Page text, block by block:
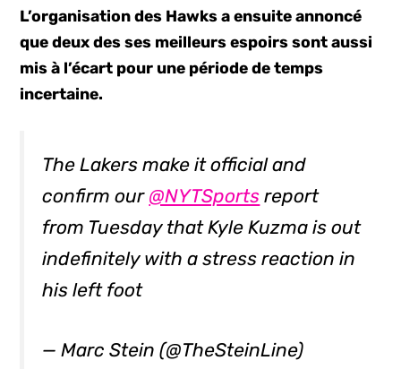
L’organisation des Hawks a ensuite annoncé
que deux des ses meilleurs espoirs sont aussi
mis à l’écart pour une période de temps
incertaine.
The Lakers make it official and
confirm our @NYTSports report
from Tuesday that Kyle Kuzma is out
indefinitely with a stress reaction in
his left foot
— Marc Stein (@TheSteinLine)